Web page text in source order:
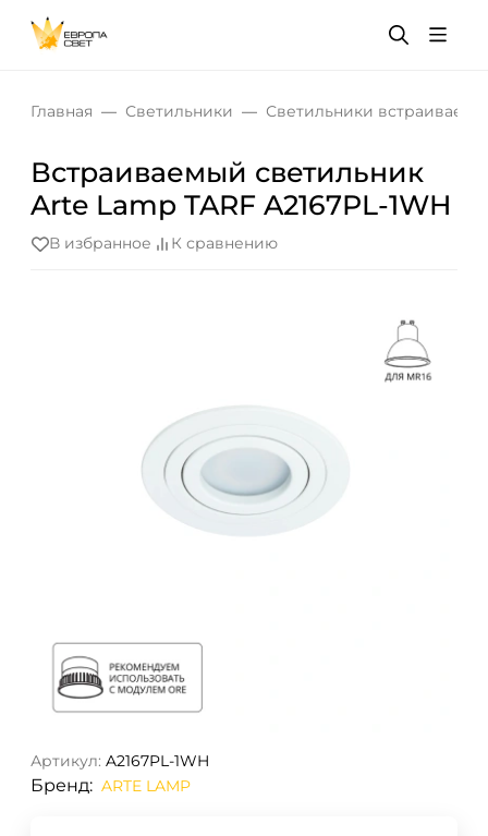
Главная Светильники Светильники
Встраиваемый светильник
Arte Lamp TARF A2167PL-1WH
В избранное К сравнению
Артикул: A2167PL-1WH
Бренд: ARTE LAMP